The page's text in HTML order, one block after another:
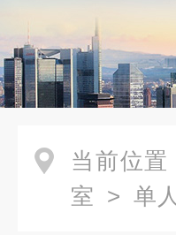
当前位置
室 > 单